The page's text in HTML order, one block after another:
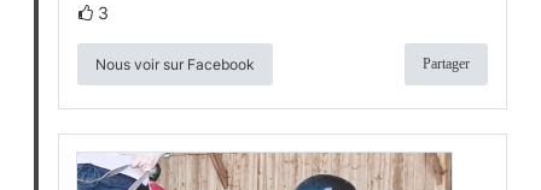
3
Nous voir sur Facebook Partager